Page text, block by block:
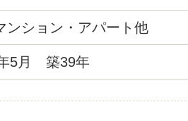
ル材等々）・共用部分にセ
モニター付オートロック・
す。２/２８までに契約完
ンション・アパート他
5月 築39年